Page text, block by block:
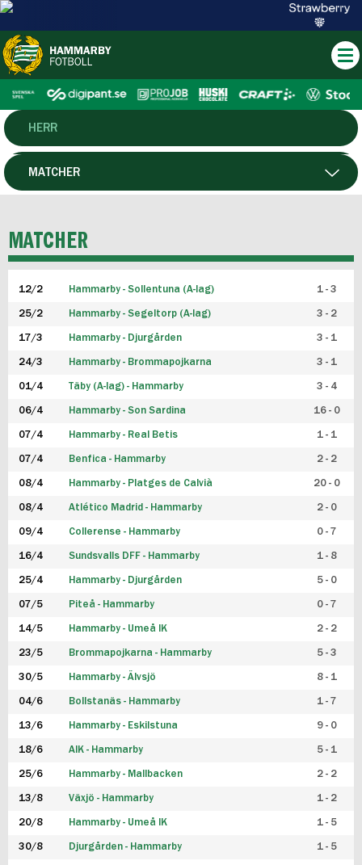
HERR
DAM
P19
F19
FUTSAL HERR
FUTSAL DAM
MATCHER
MATCHER
12/2 Hammarby - Sollentuna (A-lag) 1 - 3
25/2 Hammarby - Segeltorp (A-lag) 3 - 2
17/3 Hammarby - Djurgården 3 - 1
24/3 Hammarby - Brommapojkarna 3 - 1
01/4 Täby (A-lag) - Hammarby 3 - 4
06/4 Hammarby - Son Sardina 16 - 0
07/4 Hammarby - Real Betis 1 - 1
07/4 Benfica - Hammarby 2 - 2
08/4 Hammarby - Platges de Calvià 20 - 0
08/4 Atlético Madrid - Hammarby 2 - 0
09/4 Collerense - Hammarby 0 - 7
16/4 Sundsvalls DFF - Hammarby 1 - 8
25/4 Hammarby - Djurgården 5 - 0
07/5 Piteå - Hammarby 0 - 7
14/5 Hammarby - Umeå IK 2 - 2
23/5 Brommapojkarna - Hammarby 5 - 3
30/5 Hammarby - Älvsjö 8 - 1
04/6 Bollstanäs - Hammarby 1 - 7
13/6 Hammarby - Eskilstuna 9 - 0
18/6 AIK - Hammarby 5 - 1
25/6 Hammarby - Mallbacken 2 - 2
13/8 Växjö - Hammarby 1 - 2
20/8 Hammarby - Umeå IK 1 - 5
30/8 Djurgården - Hammarby 1 - 5